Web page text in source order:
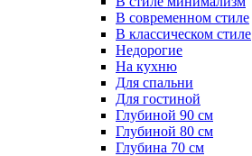
В современном стиле
В классическом стиле
Недорогие
На кухню
Для спальни
Для гостиной
Глубиной 90 см
Глубиной 80 см
Глубина 70 см